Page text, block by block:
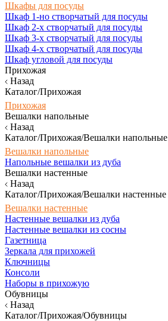
Шкафы для посуды
Шкаф 1-но створчатый для посуды
Шкаф 2-х створчатый для посуды
Шкаф 3-х створчатый для посуды
Шкаф 4-х створчатый для посуды
Шкаф угловой для посуды
Прихожая
Назад
Каталог/Прихожая
Прихожая
Вешалки напольные
Назад
Каталог/Прихожая/Вешалки напольные
Вешалки напольные
Напольные вешалки из дуба
Вешалки настенные
Назад
Каталог/Прихожая/Вешалки настенные
Вешалки настенные
Настенные вешалки из дуба
Настенные вешалки из сосны
Газетница
Зеркала для прихожей
Ключницы
Консоли
Наборы в прихожую
Обувницы
Назад
Каталог/Прихожая/Обувницы